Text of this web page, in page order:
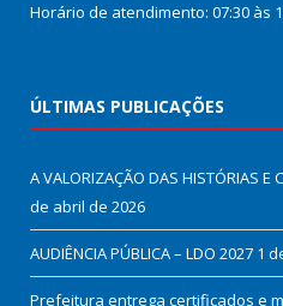
Horário de atendimento: 07:30 às
ÚLTIMAS PUBLICAÇÕES
A VALORIZAÇÃO DAS HISTÓRIAS E
de abril de 2026
AUDIÊNCIA PÚBLICA – LDO 2027 1
Prefeitura entrega certificados e